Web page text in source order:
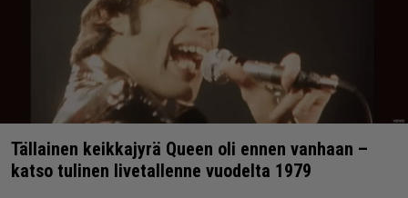
Tällainen keikkajyrä Queen oli ennen vanhaan –
katso tulinen livetallenne vuodelta 1979